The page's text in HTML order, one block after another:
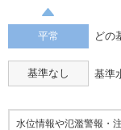
平常 どの
基準なし 基準
水位情報や氾濫警報・注